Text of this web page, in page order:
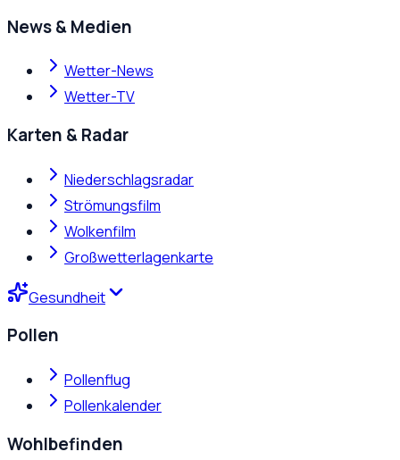
News & Medien
Wetter-News
Wetter-TV
Karten & Radar
Niederschlagsradar
Strömungsfilm
Wolkenfilm
Großwetterlagenkarte
Gesundheit
Pollen
Pollenflug
Pollenkalender
Wohlbefinden